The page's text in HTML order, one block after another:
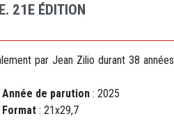
21E ÉDITION
par Jean Zilio durant 38 années
Année de parution : 2025
Format : 21x29,7